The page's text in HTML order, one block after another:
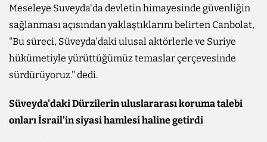
Meseleye Suveyda'da devletin himayesinde güvenliğin
sağlanması açısından yaklaştıklarını belirten Canbolat,
"Bu süreci, Süveyda'daki ulusal aktörlerle ve Suriye
hükümetiyle yürüttüğümüz temaslar çerçevesinde
sürdürüyoruz." dedi.
Süveyda'daki Dürzilerin uluslararası koruma talebi
onları İsrail'in siyasi hamlesi haline getirdi